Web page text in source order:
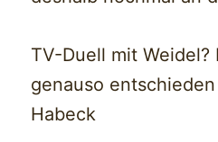
TV-Duell mit Weidel?
genauso
Habeck